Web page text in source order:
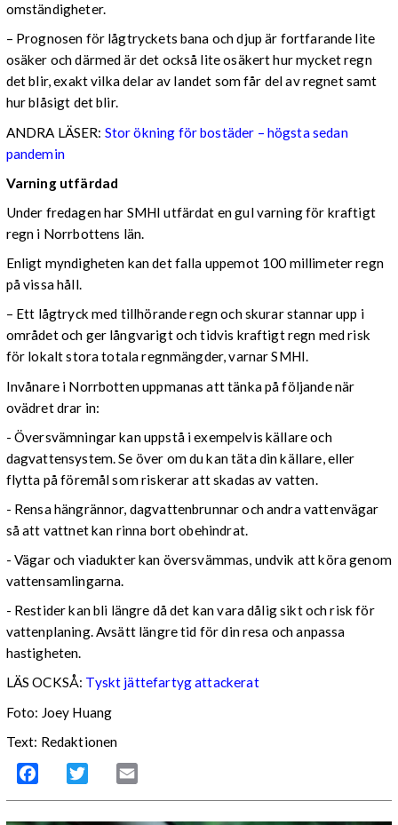
omständigheter.
– Prognosen för lågtryckets bana och djup är fortfarande lite
osäker och därmed är det också lite osäkert hur mycket regn
det blir, exakt vilka delar av landet som får del av regnet samt
hur blåsigt det blir.
ANDRA LÄSER: Stor ökning för bostäder – högsta sedan
pandemin
Varning utfärdad
Under fredagen har SMHI utfärdat en gul varning för kraftigt
regn i Norrbottens län.
Enligt myndigheten kan det falla uppemot 100 millimeter regn
på vissa håll.
– Ett lågtryck med tillhörande regn och skurar stannar upp i
området och ger långvarigt och tidvis kraftigt regn med risk
för lokalt stora totala regnmängder, varnar SMHI.
Invånare i Norrbotten uppmanas att tänka på följande när
ovädret drar in:
- Översvämningar kan uppstå i exempelvis källare och
dagvattensystem. Se över om du kan täta din källare, eller
flytta på föremål som riskerar att skadas av vatten.
- Rensa hängrännor, dagvattenbrunnar och andra vattenvägar
så att vattnet kan rinna bort obehindrat.
- Vägar och viadukter kan översvämmas, undvik att köra genom
vattensamlingarna.
- Restider kan bli längre då det kan vara dålig sikt och risk för
vattenplaning. Avsätt längre tid för din resa och anpassa
hastigheten.
LÄS OCKSÅ: Tyskt jättefartyg attackerat
Foto: Joey Huang
Text: Redaktionen
Facebook Twitter